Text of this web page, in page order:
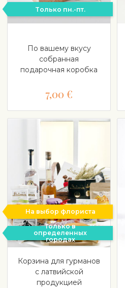
Tолько пн.-пт.
По вашему вкусу
собранная
подарочная коробка
7,00 €
На выбор флориста
Только в
определенных
городах
Корзина для гурманов
с латвийской
продукцией